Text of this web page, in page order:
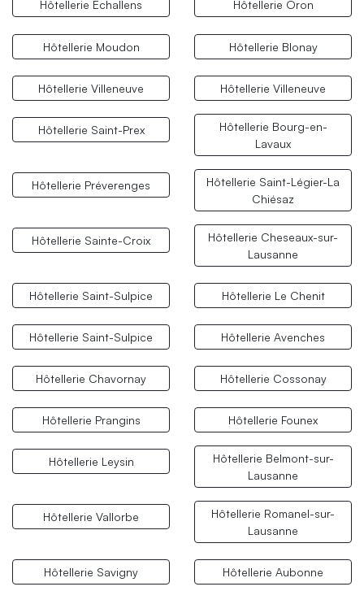
Hôtellerie Échallens Hôtellerie Oron
Hôtellerie Moudon Hôtellerie Blonay
Hôtellerie Villeneuve Hôtellerie Villeneuve
Hôtellerie Saint-Prex
Hôtellerie Bourg-en-
Lavaux
Hôtellerie Préverenges
Hôtellerie Saint-Légier-La
Chiésaz
Hôtellerie Sainte-Croix
Hôtellerie Cheseaux-sur-
Lausanne
Hôtellerie Saint-Sulpice Hôtellerie Le Chenit
Hôtellerie Saint-Sulpice Hôtellerie Avenches
Hôtellerie Chavornay Hôtellerie Cossonay
Hôtellerie Prangins Hôtellerie Founex
Hôtellerie Leysin
Hôtellerie Belmont-sur-
Lausanne
Hôtellerie Vallorbe
Hôtellerie Romanel-sur-
Lausanne
Hôtellerie Savigny Hôtellerie Aubonne